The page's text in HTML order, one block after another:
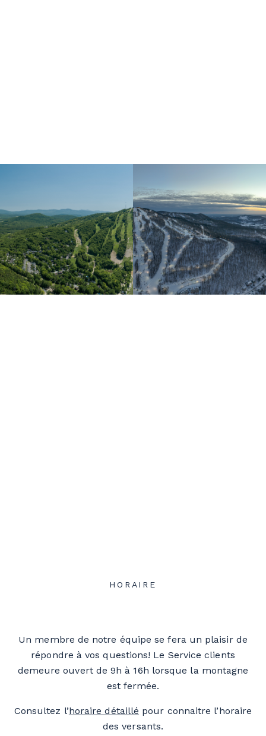
HORAIRE
Un membre de notre équipe se fera un plaisir de
répondre à vos questions! Le Service clients
demeure ouvert de 9h à 16h lorsque la montagne
est fermée.
Consultez l’horaire détaillé pour connaitre l’horaire
des versants.